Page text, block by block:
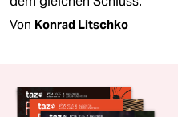
Von Konrad Litschko